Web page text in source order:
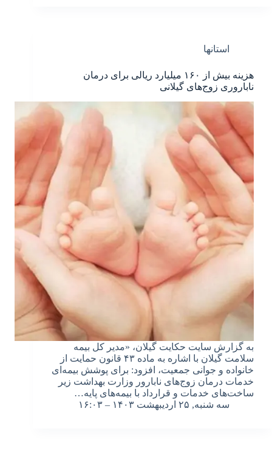
استانها
هزینه بیش از ۱۶۰ میلیارد ریالی برای درمان
ناباروری زوج‌های گیلانی
به گزارش سایت حکایت گیلان، «مدیر کل بیمه
سلامت گیلان با اشاره به ماده ۴۳ قانون حمایت از
خانواده و جوانی جمعیت، افزود: برای پوشش بیمه‌ای
خدمات درمان زوج‌های نابارور وزارت بهداشت زیر
ساخت‌های خدمات و قرارداد با بیمه‌های پایه…
سه شنبه, ۲۵ اردیبهشت ۱۴۰۳ – ۱۶:۰۳